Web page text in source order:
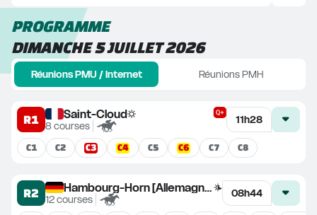
PROGRAMME
DIMANCHE 5 JUILLET 2026
Réunions PMU / Internet Réunions PMH
R1 Saint-Cloud
8 courses 11h28
C1 C2 C3 C4 C5 C6 C7 C8
R2 Hambourg-Horn [Allemagne]
12courses 08h44